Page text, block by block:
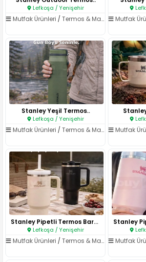
Lefkoşa / Yenişehir
Mutfak Ürünleri / Termos & Matara Mutfak
Stanley Yeşil Termos..
Lefkoşa / Yenişehir
Mutfak Ürünleri / Termos & Matara Mutfak
Stanley Pipetli Termos Bardak..
Lefkoşa / Yenişehir
Mutfak Ürünleri / Termos & Matara Mutfak